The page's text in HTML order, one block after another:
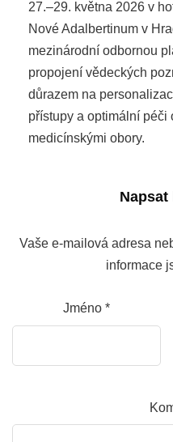
27.–29. května 2026 v
Nové Adalbertinum v
mezinárodní odbornou
propojení vědeckých
důrazem na
přístupy a optimální péči
medicínskými obory.
Napsat
Vaše e-mailová adresa
informace
Jméno *